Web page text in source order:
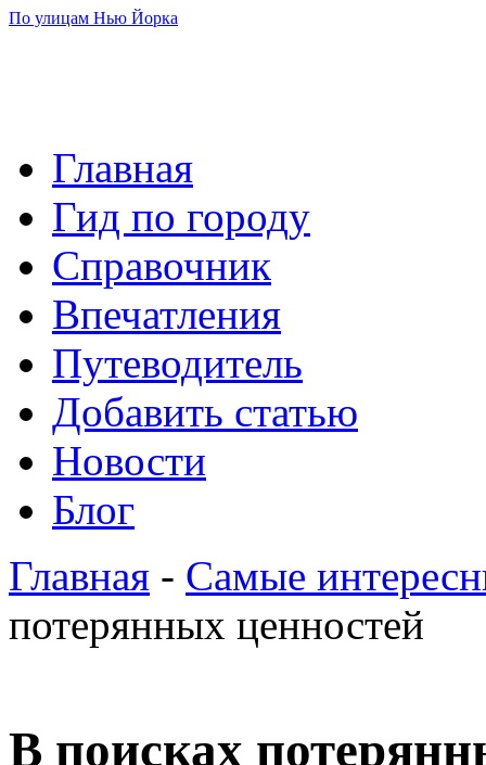
По улицам Нью Йорка
Главная
Гид по городу
Справочник
Впечатления
Путеводитель
Добавить статью
Новости
Блог
Главная - Самые
потерянных ценностей
В поисках